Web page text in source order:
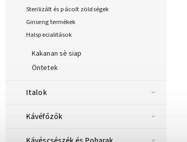
Sterilizált és pácolt zöldségek
Ginseng termékek
Halspecialitások
Kakanan sè siap
Öntetek
Italok
Kávéfőzők